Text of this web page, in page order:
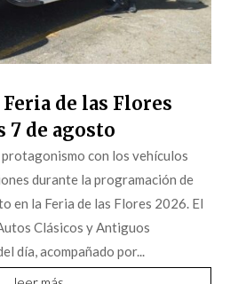
de las Flores
7 de agosto
con los vehículos
durante la programación de
en la Feria de las Flores 2026. El
Clásicos y Antiguos
día, acompañado por...